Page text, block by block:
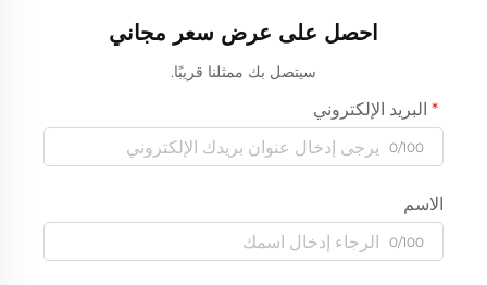
احصل على عرض سعر مجاني
سيتصل بك ممثلنا قريبًا.
البريد الإلكتروني
0/100
الاسم
0/100